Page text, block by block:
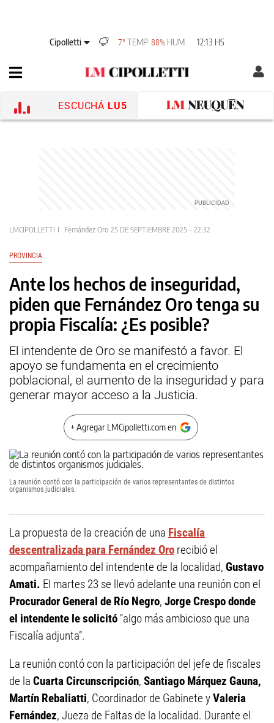
Cipolletti 7° TEMP 88% HUM 12:13 HS
ESCUCHÁ LU5
LMCIPOLLETTI Fernández Oro 25 DE SEPTIEMBRE 2025 - 22:32
PROVINCIA
Ante los hechos de inseguridad,
piden que Fernández Oro tenga su
propia Fiscalía: ¿Es posible?
El intendente de Oro se manifestó a favor. El
apoyo se fundamenta en el crecimiento
poblacional, el aumento de la inseguridad y para
generar mayor acceso a la Justicia.
+ Agregar LMCipolletti.com en
La reunión contó con la participación de varios representantes de distintos
organismos judiciales.
La propuesta de la creación de una Fiscalía
descentralizada para Fernández Oro recibió el
acompañamiento del intendente de la localidad, Gustavo
Amati. El martes 23 se llevó adelante una reunión con el
Procurador General de Río Negro, Jorge Crespo donde
el intendente le solicitó “algo más ambicioso que una
Fiscalía adjunta”.
La reunión contó con la participación del jefe de fiscales
de la Cuarta Circunscripción, Santiago Márquez Gauna,
Martín Rebaliatti, Coordinador de Gabinete yValeria
Fernández, Jueza de Faltas de la localidad. Durante el